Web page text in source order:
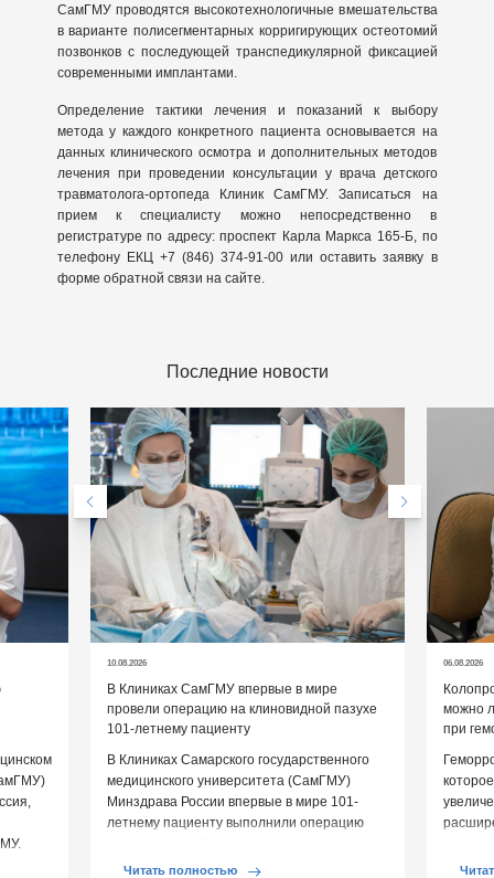
СамГМУ проводятся высокотехнологичные вмешательства
в варианте полисегментарных корригирующих остеотомий
позвонков с последующей транспедикулярной фиксацией
современными имплантами.
Определение тактики лечения и показаний к выбору
метода у каждого конкретного пациента основывается на
данных клинического осмотра и дополнительных методов
лечения при проведении консультации у врача детского
травматолога-ортопеда Клиник СамГМУ. Записаться на
прием к специалисту можно непосредственно в
регистратуре по адресу: проспект Карла Маркса 165-Б, по
телефону ЕКЦ +7 (846) 374-91-00 или оставить заявку в
форме обратной связи на сайте.
Последние новости
10.08.2026
В Клиниках СамГМУ впервые в мире
провели операцию на клиновидной пазухе
101-летнему пациенту
В Клиниках Самарского государственного
медицинского университета (СамГМУ)
Минздрава России впервые в мире 101-
летнему пациенту выполнили операцию
в структуру клиновидной […]
Читать полностью
06.08.2026
можно
при